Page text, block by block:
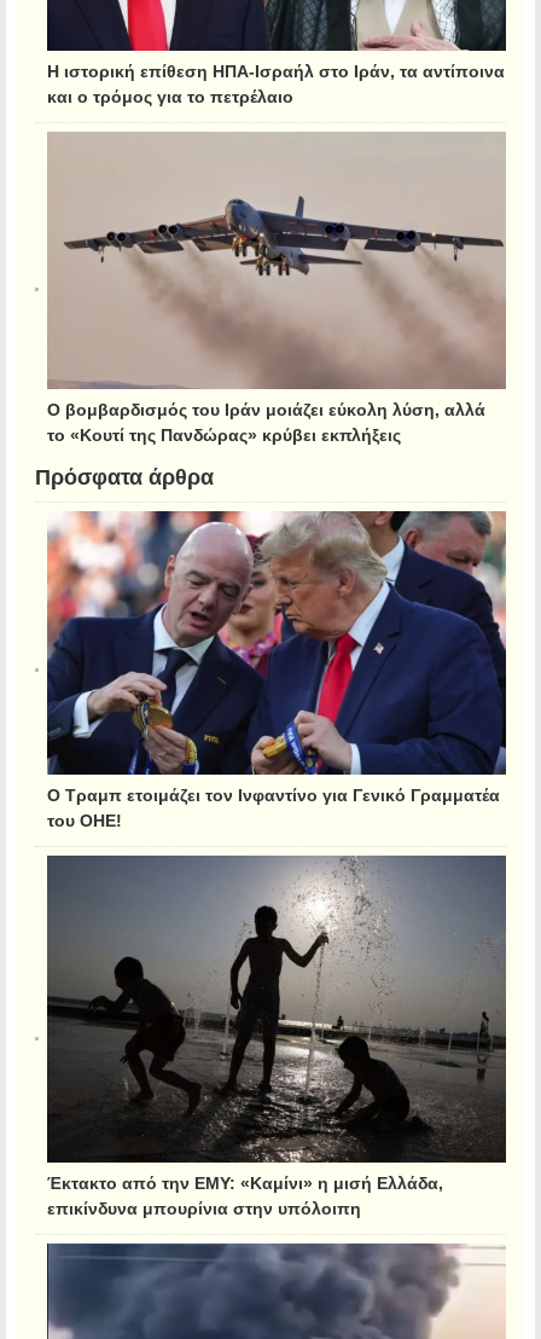
Η ιστορική επίθεση ΗΠΑ-Ισραήλ στο Ιράν, τα αντίποινα
και ο τρόμος για το πετρέλαιο
Ο βομβαρδισμός του Ιράν μοιάζει εύκολη λύση, αλλά
το «Κουτί της Πανδώρας» κρύβει εκπλήξεις
Πρόσφατα άρθρα
Ο Τραμπ ετοιμάζει τον Ινφαντίνο για Γενικό Γραμματέα
του ΟΗΕ!
Έκτακτο από την ΕΜΥ: «Καμίνι» η μισή Ελλάδα,
επικίνδυνα μπουρίνια στην υπόλοιπη